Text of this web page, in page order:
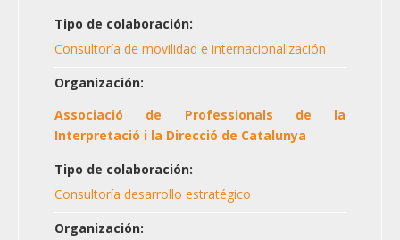
Tipo de colaboración:
Consultoría de movilidad e internacionalización
Organización:
Associació de Professionals de la
Interpretació i la Direcció de Catalunya
Tipo de colaboración:
Consultoría desarrollo estratégico
Organización: